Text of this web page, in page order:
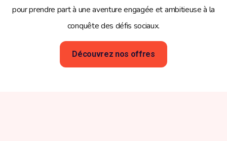
pour prendre part à une aventure engagée et ambitieuse à la
conquête des défis sociaux.
Découvrez nos offres